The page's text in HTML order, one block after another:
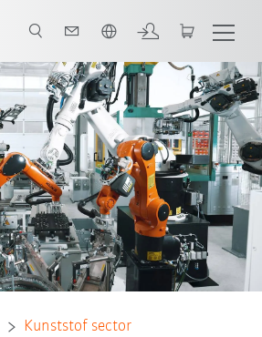
KUKA Robots Downloads
Kunststof sector